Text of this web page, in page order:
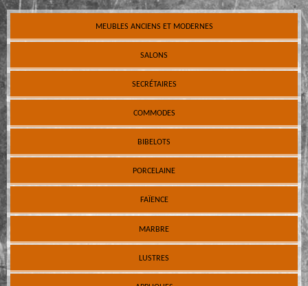
MEUBLES ANCIENS ET MODERNES
SALONS
SECRÉTAIRES
COMMODES
BIBELOTS
PORCELAINE
FAÏENCE
MARBRE
LUSTRES